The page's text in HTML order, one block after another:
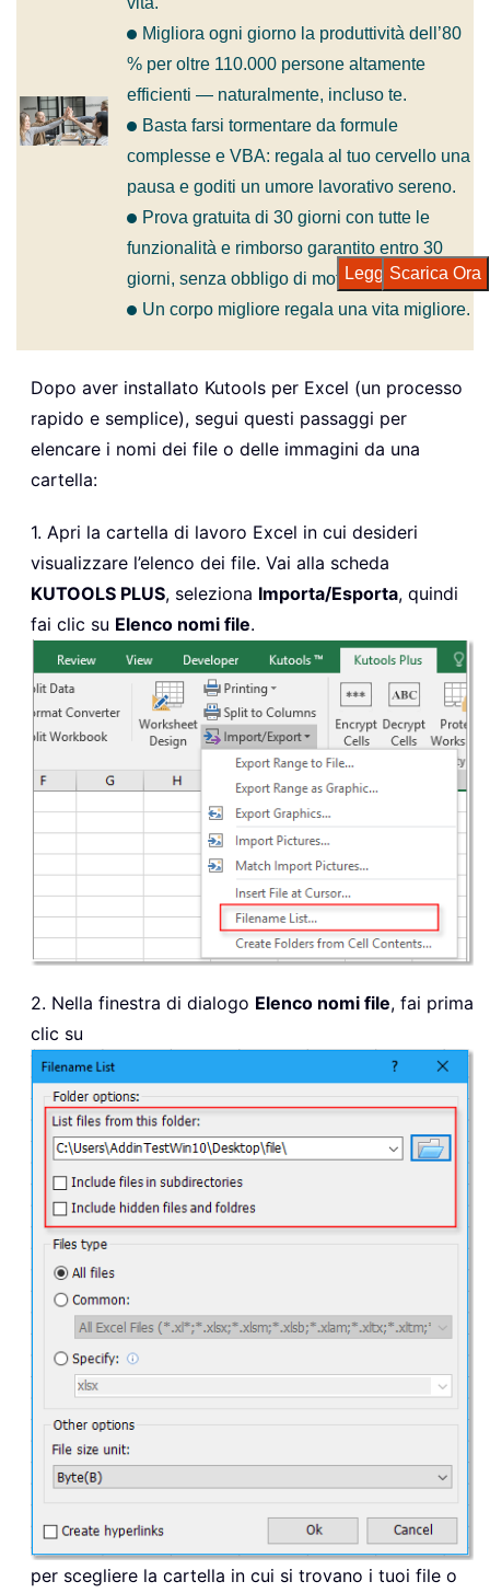
Migliora ogni giorno la produttività dell’80
% per oltre 110.000 persone altamente
efficienti — naturalmente, incluso te.
Basta farsi tormentare da formule
complesse e VBA: regala al tuo cervello una
pausa e goditi un umore lavorativo sereno.
Prova gratuita di 30 giorni con tutte le
funzionalità e rimborso garantito entro 30
giorni, senza obbligo di motivazione.
Un corpo migliore regala una vita migliore.
Leggi di piùScarica Ora
Dopo aver installato Kutools per Excel (un processo
rapido e semplice), segui questi passaggi per
elencare i nomi dei file o delle immagini da una
cartella:
1. Apri la cartella di lavoro Excel in cui desideri
visualizzare l’elenco dei file. Vai alla scheda
KUTOOLS PLUS, seleziona Importa/Esporta, quindi
fai clic su Elenco nomi file.
2. Nella finestra di dialogo Elenco nomi file, fai prima
clic su
per scegliere la cartella in cui si trovano i tuoi file o